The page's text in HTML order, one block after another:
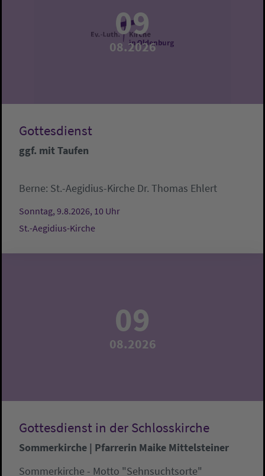
09
08.2026
Gottesdienst
ggf. mit Taufen
Berne: St.-Aegidius-Kirche Dr. Thomas Ehlert
Sonntag, 9.8.2026, 10 Uhr
St.-Aegidius-Kirche
09
08.2026
Gottesdienst in der Schlosskirche
Sommerkirche | Pfarrerin Maike Mittelsteiner
Sommerkirche - Motto "Sehnsuchtsorte"